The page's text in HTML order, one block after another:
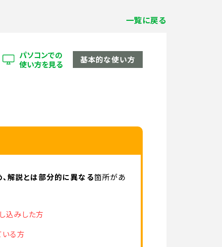
一覧に戻る
パソコンでの
使い方を見る
基本的な使い方
解説とは部分的に異なる箇所があ
込みした方
いる方